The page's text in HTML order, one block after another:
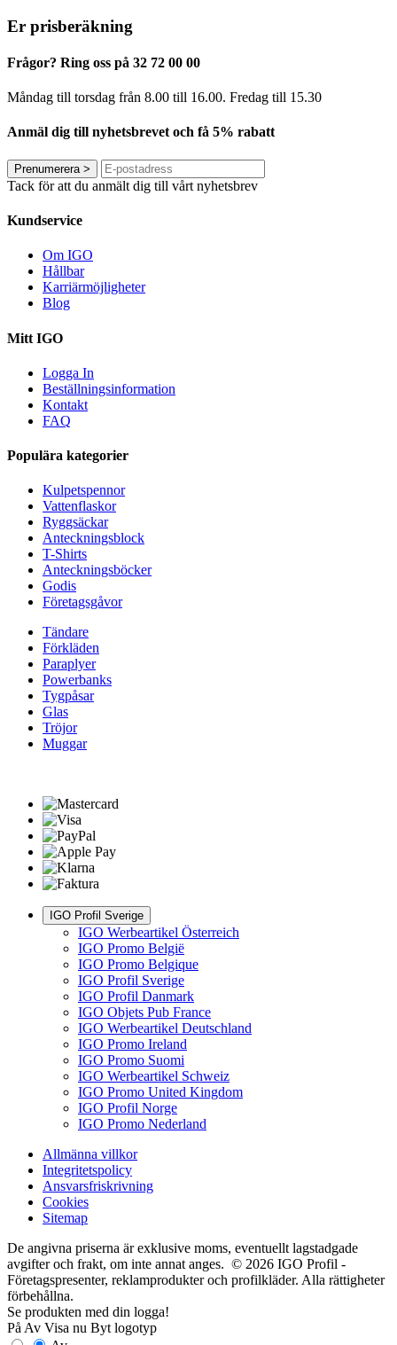
Er prisberäkning
Frågor? Ring oss på 32 72 00 00
Måndag till torsdag från 8.00 till 16.00. Fredag ​​till 15.30
Anmäl dig till nyhetsbrevet och få 5% rabatt
Prenumerera >
Tack för att du anmält dig till vårt nyhetsbrev
Kundservice
Om IGO
Hållbar
Karriärmöjligheter
Blog
Mitt IGO
Logga In
Beställningsinformation
Kontakt
FAQ
Populära kategorier
Kulpetspennor
Vattenflaskor
Ryggsäckar
Anteckningsblock
T-Shirts
Anteckningsböcker
Godis
Företagsgåvor
Tändare
Förkläden
Paraplyer
Powerbanks
Tygpåsar
Glas
Tröjor
Muggar
IGO Profil Sverige
IGO Werbeartikel Österreich
IGO Promo België
IGO Promo Belgique
IGO Profil Sverige
IGO Profil Danmark
IGO Objets Pub France
IGO Werbeartikel Deutschland
IGO Promo Ireland
IGO Promo Suomi
IGO Werbeartikel Schweiz
IGO Promo United Kingdom
IGO Profil Norge
IGO Promo Nederland
Allmänna villkor
Integritetspolicy
Ansvarsfriskrivning
Cookies
Sitemap
De angivna priserna är exklusive moms, eventuellt lagstadgade
avgifter och frakt, om inte annat anges. © 2026 IGO Profil -
Företagspresenter, reklamprodukter och profilkläder. Alla rättigheter
förbehållna.
Se produkten med din logga!
På Av Visa nu Byt logotyp